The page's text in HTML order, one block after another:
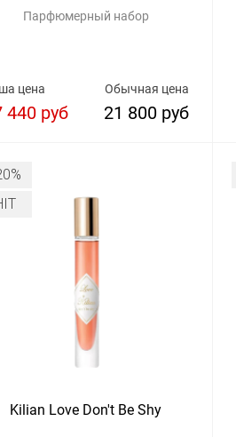
Парфюмерный набор
Обычная цена
21 800 руб
цена
440 руб
Kilian Love Don't Be Shy